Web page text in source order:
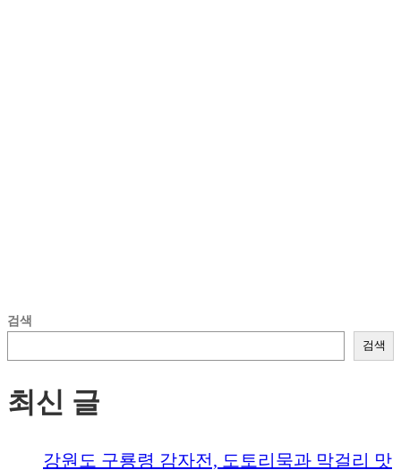
검색
검색
최신 글
강원도 구룡령 감자전, 도토리묵과 막걸리 맛